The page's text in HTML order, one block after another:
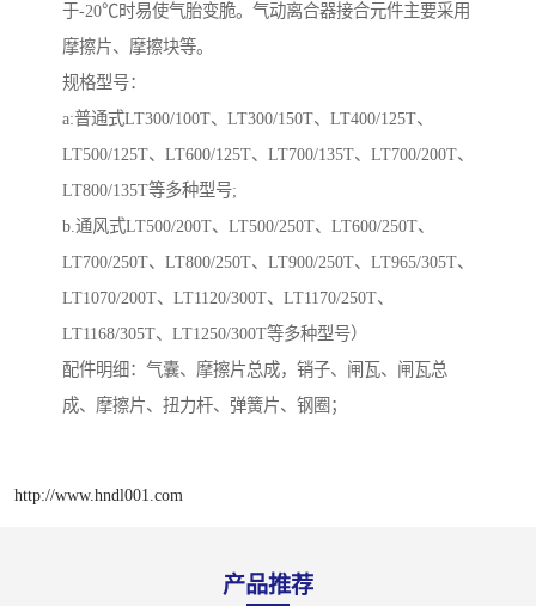
于-20℃时易使气胎变脆。气动离合器接合元件主要采用
摩擦片、摩擦块等。
规格型号：
a:普通式LT300/100T、LT300/150T、LT400/125T、
LT500/125T、LT600/125T、LT700/135T、LT700/200T、
LT800/135T等多种型号;
b.通风式LT500/200T、LT500/250T、LT600/250T、
LT700/250T、LT800/250T、LT900/250T、LT965/305T、
LT1070/200T、LT1120/300T、LT1170/250T、
LT1168/305T、LT1250/300T等多种型号）
配件明细：气囊、摩擦片总成，销子、闸瓦、闸瓦总
成、摩擦片、扭力杆、弹簧片、钢圈；
http://www.hndl001.com
产品推荐